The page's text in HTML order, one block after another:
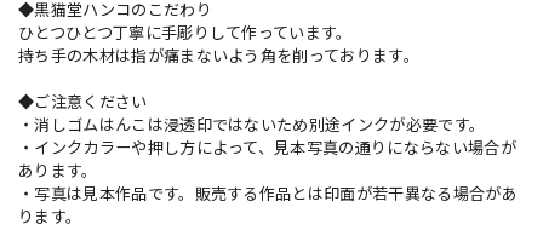
◆黒猫堂ハンコのこだわり
ひとつひとつ丁寧に手彫りして作っています。
持ち手の木材は指が痛まないよう角を削っております。
◆ご注意ください
・消しゴムはんこは浸透印ではないため別途インクが必要です。
・インクカラーや押し方によって、見本写真の通りにならない場合が
あります。
・写真は見本作品です。販売する作品とは印面が若干異なる場合があ
ります。